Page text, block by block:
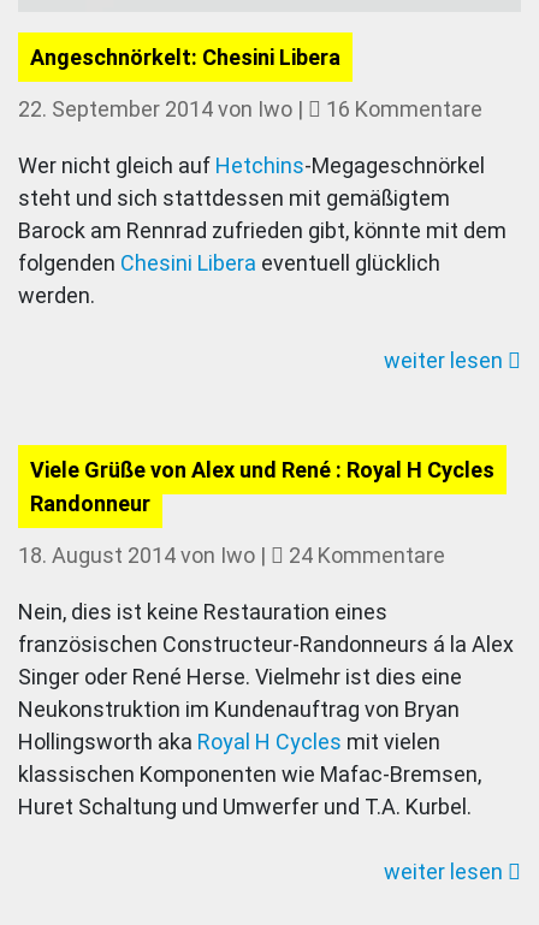
Angeschnörkelt: Chesini Libera
22. September 2014von Iwo | 16 Kommentare
Wer nicht gleich auf Hetchins-Megageschnörkel
steht und sich stattdessen mit gemäßigtem
Barock am Rennrad zufrieden gibt, könnte mit dem
folgenden Chesini Libera eventuell glücklich
werden.
weiter lesen
Viele Grüße von Alex und René : Royal H Cycles
Randonneur
18. August 2014von Iwo | 24 Kommentare
von
Alex
und
:
Royal
Cycles
Nein, dies ist keine Restauration eines
französischen Constructeur-Randonneurs á la Alex
Singer oder René Herse. Vielmehr ist dies eine
Neukonstruktion im Kundenauftrag von Bryan
Hollingsworth aka Royal H Cycles mit vielen
klassischen Komponenten wie Mafac-Bremsen,
Huret Schaltung und Umwerfer und T.A. Kurbel.
weiter lesen